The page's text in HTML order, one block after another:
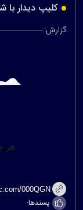
کلیپ دیدار با
گزارش:
پسندها: